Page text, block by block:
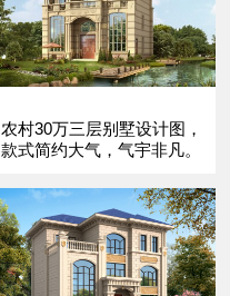
农村30万三层别墅设计图，
款式简约大气，气宇非凡。